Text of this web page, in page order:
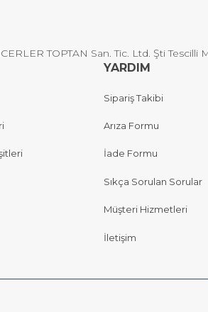
TOPTAN San. Tic. Ltd. Şti Tescilli
YARDIM
Sipariş Takibi
Arıza Formu
İade Formu
Sıkça Sorulan Sorular
Müşteri Hizmetleri
İletişim